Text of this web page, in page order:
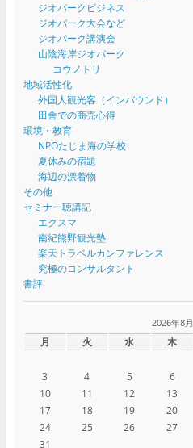
ジオパークビジネス
ジオパーク大会など
ジオパーク講演会
山陰海岸ジオパーク
コウノトリ
地域活性化
外国人観光客（インバウンド）
田舎での商売心得
環境・教育
NPOたじま海の学校
夏休みの宿題
海辺の漂着物
その他
セミナー聴講記
エクスマ
南紀熊野観光塾
楽天トラベルカンファレンス
究極のコンサルタント
書評
2026年8月
月 火 水 木
3
4 5 6
10
11 12 13
17
18 19 20
24
25 26 27
31